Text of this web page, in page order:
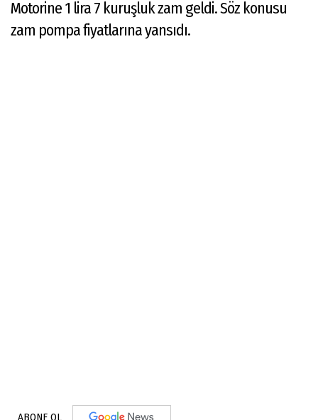
Motorine 1 lira 7 kuruşluk zam geldi. Söz konusu
zam pompa fiyatlarına yansıdı.
ABONE OL